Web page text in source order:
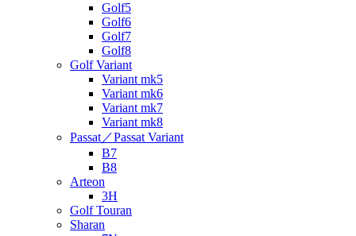
Golf5
Golf6
Golf7
Golf8
Golf Variant
Variant mk5
Variant mk6
Variant mk7
Variant mk8
Passat／Passat Variant
B7
B8
Arteon
3H
Golf Touran
Sharan